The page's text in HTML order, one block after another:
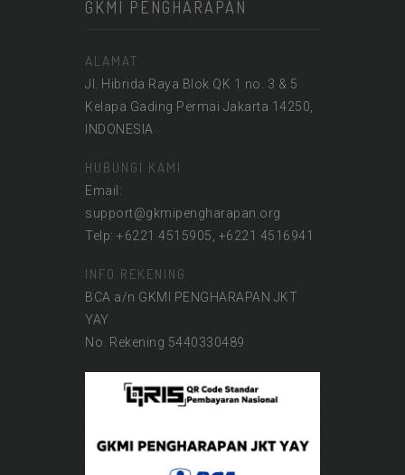
GKMI PENGHARAPAN
ALAMAT
Jl. Hibrida Raya Blok QK 1 no. 3 & 5
Kelapa Gading Permai Jakarta 14250,
INDONESIA
HUBUNGI KAMI
Email:
support@gkmipengharapan.org
Telp: +6221 4515905, +6221 4516941
INFO REKENING
BCA a/n GKMI PENGHARAPAN JKT
YAY
No. Rekening 5440330489